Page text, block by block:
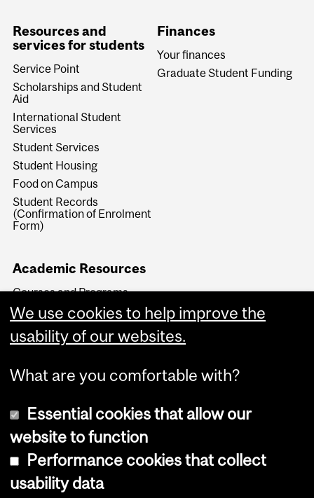
Resources and
services for students
Service Point
Scholarships and Student
Aid
International Student
Services
Student Services
Student Housing
Food on Campus
Student Records
(Confirmation of Enrolment
Form)
Finances
Your finances
Graduate Student Funding
Academic Resources
Courses and Programs
Key Academic Dates
Faculty Transfers and
Readmissions
Copyright © 2026 McGill University
We use cookies to help improve the
usability of our websites.
What are you comfortable with?
Essential cookies that allow our
website to function
Performance cookies that collect
usability data